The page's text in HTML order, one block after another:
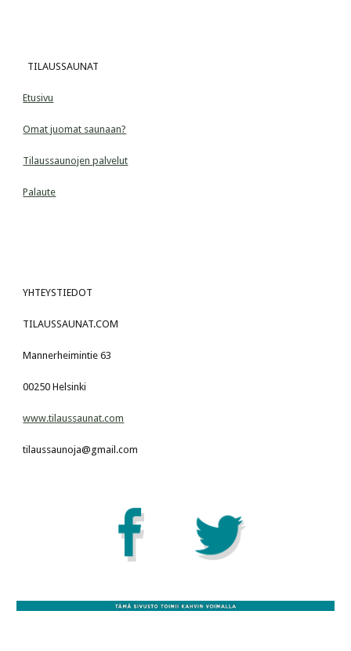
  TILAUSSAUNAT
Etusivu
Omat juomat saunaan?
Tilaussaunojen palvelut
Palaute
YHTEYSTIEDOT
TILAUSSAUNAT.COM
Mannerheimintie 63
00250 Helsinki
www.tilaussaunat.com
tilaussaunoja@gmail.com